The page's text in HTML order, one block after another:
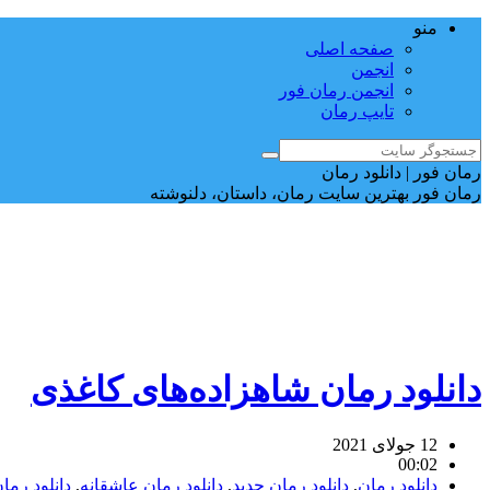
منو
صفحه اصلی
انجمن
انجمن رمان فور
تایپ رمان
رمان فور | دانلود رمان
رمان فور بهترین سایت رمان، داستان، دلنوشته
دانلود رمان شاهزاده‌های کاغذی
12 جولای 2021
00:02
دانلود رمان, دانلود رمان جدید, دانلود رمان عاشقانه, دانلود